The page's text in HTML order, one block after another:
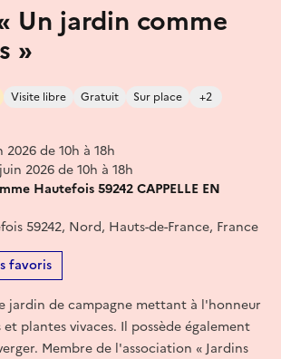
Un jardin comme
»
Visite libre Gratuit Sur place +2
de 10h à 18h
2026 de 10h à 18h
Hautefois 59242 CAPPELLE EN
59242, Nord, Hauts-de-France, France
favoris
jardin de campagne mettant à l'honneur
plantes vivaces. Il possède également
Membre de l'association « Jardins